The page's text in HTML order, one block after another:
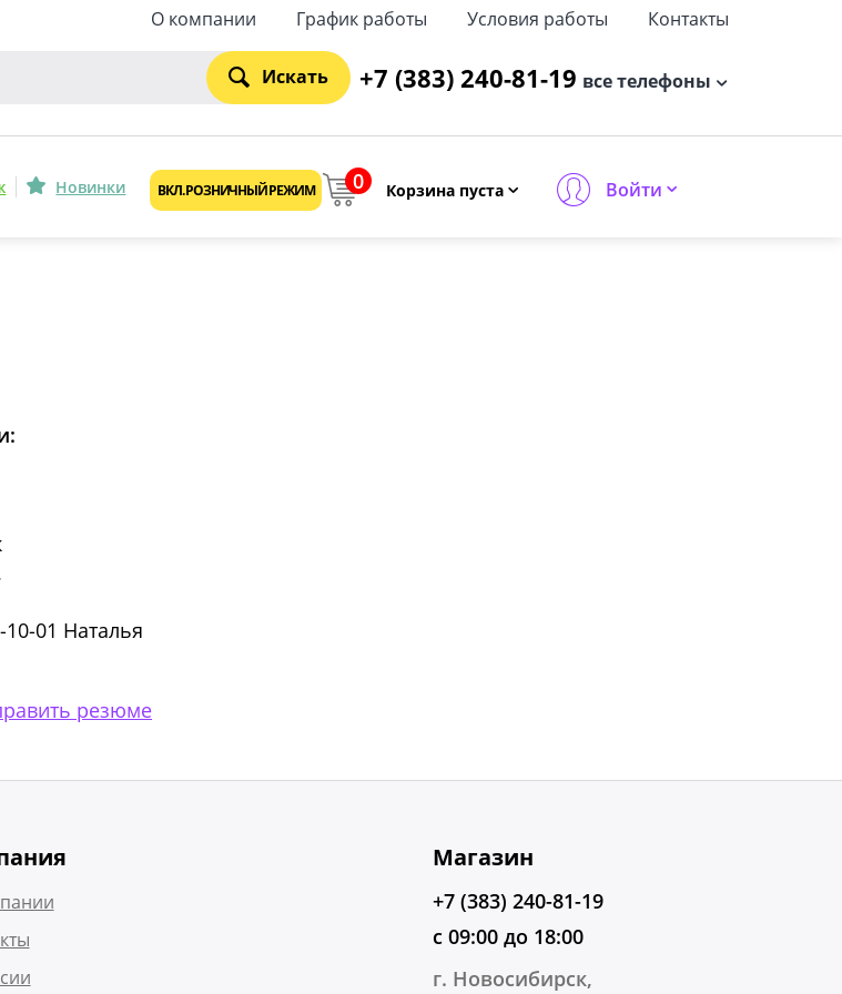
О компании График работы Условия работы Контакты
Искать +7 (383) 240-81-19 все телефоны
Новинки ВКЛ. РОЗНИЧНЫЙ РЕЖИМ 0 Корзина пуста Войти
01 Наталья
резюме
Магазин
+7 (383) 240-81-19
с 09:00 до 18:00
г. Новосибирск,